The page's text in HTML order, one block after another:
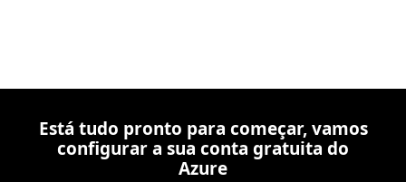
Está tudo pronto para começar, vamos
configurar a sua conta gratuita do
Azure